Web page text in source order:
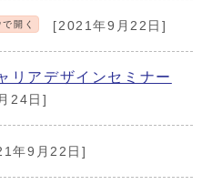
開く [2021年9月22日]
リアデザインセミナー
24日]
年9月22日]